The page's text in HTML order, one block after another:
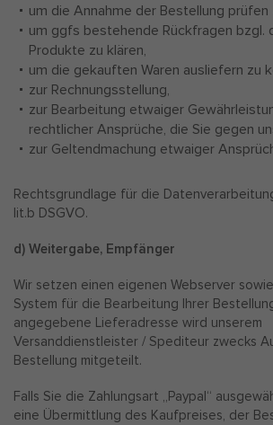
um die Annahme der Bestellung prüfen
um ggfs bestehende Rückfragen bzgl.
Produkte zu klären,
um die gekauften Waren ausliefern zu
zur Rechnungsstellung,
zur Bearbeitung etwaiger
rechtlicher Ansprüche, die Sie gegen
zur Geltendmachung etwaiger
Rechtsgrundlage für die
lit.b DSGVO.
d) Weitergabe, Empfänger
Wir setzen einen eigenen Webserver
System für die Bearbeitung Ihrer
angegebene Lieferadresse wird unserem
Versanddienstleister / Spediteur zwecks
Bestellung mitgeteilt.
Falls Sie die Zahlungsart „Paypal“
eine Übermittlung des Kaufpreises, der